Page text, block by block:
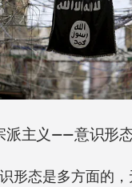
派主义——意识形
形态是多方面的